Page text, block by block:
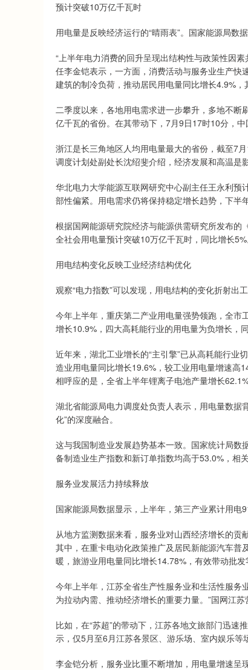
预计突破10万亿千瓦时
用电量是反映经济运行的“晴雨表”。国家能源局数
“上半年电力消费的回升呈现出结构性与政策性因
任李金铠表示，一方面，消费活动与服务业生产
建筑的制冷负荷，推动居民用电量同比增长4.9%，
二季度以来，各地用电需求进一步攀升，多地不
亿千瓦的省份。在其带动下，7月9日17时10分，
浙江是长三角地区人均用电量最大的省份，截至7
调度计划处副处长沈绍斐介绍，经济发展和高温是
华北电力大学能源互联网研究中心副主任王永利
部性偏紧。用电需求仍将保持稳定增长趋势，下半
根据国网能源研究院经济与能源供需研究所发布
全社会用电量预计突破10万亿千瓦时，同比增长5%
用电结构变化反映工业经济结构优化
观察“电力指数”可以发现，用电结构的变化折射出
今年上半年，重庆第二产业用电量强势领跑，全
增长10.9%，四大高耗能行业的用电量为负增长，
近年来，湖北工业增长的“主引擎”已从高耗能行业
造业用电量同比增长19.6%，较工业用电量增速高
相呼应的是，全省上半年锂离子电池产量增长62.1%
湖北省能源局电力调度处负责人表示，用电量数据
化”的深度融合。
这与我国制造业发展趋势基本一致。国家统计局
备制造业生产指数和新订单指数均高于53.0%，相
服务业发展活力持续释放
国家能源局数据显示，上半年，第三产业累计用电
从地方监测数据来看，服务业对山西经济增长的贡
其中，在重卡电动化政策推广及居民新能源汽车
暖，旅游业用电量同比增长14.78%，有效带动批
今年上半年，江苏全省生产性服务业和生活性服务
为拉动内需、推动经济增长的重要力量。”国网江
比如，在“苏超”的带动下，江苏各地文旅部门迅速
示，仅5月至6月江苏各景区、游乐场、室内娱乐等
李金铠分析，服务业比重不断增加，用电量增速